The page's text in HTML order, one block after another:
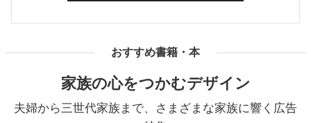
おすすめ書籍・本
家族の心をつかむデザイン
夫婦から三世代家族まで、さまざまな家族に響く広告